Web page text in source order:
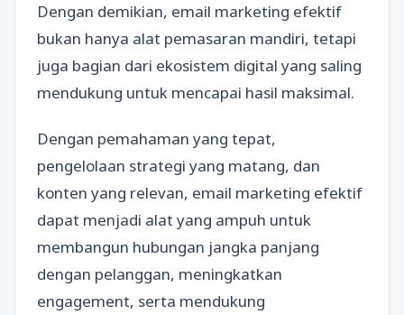
Dengan demikian, email marketing efektif
bukan hanya alat pemasaran mandiri, tetapi
juga bagian dari ekosistem digital yang saling
mendukung untuk mencapai hasil maksimal.
Dengan pemahaman yang tepat,
pengelolaan strategi yang matang, dan
konten yang relevan, email marketing efektif
dapat menjadi alat yang ampuh untuk
membangun hubungan jangka panjang
dengan pelanggan, meningkatkan
engagement, serta mendukung